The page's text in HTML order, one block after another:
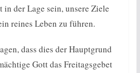
in der Lage sein, unsere Ziele
reines Leben zu führen.
dass dies der Hauptgrund
Gott das Freitagsgebet